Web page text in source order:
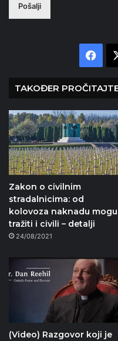
Pošalji
TAKOĐER
Zakon o civilnim
stradalnicima: od
kolovoza naknadu mogu
tražiti i civili – detalji
24/08/2021
(Video) Razgovor koji je